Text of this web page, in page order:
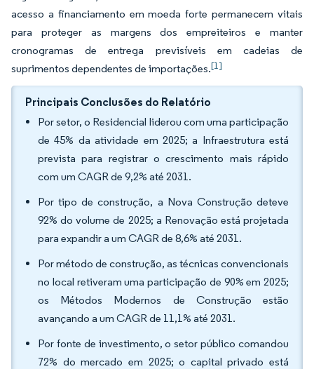
acesso a financiamento em moeda forte permanecem vitais
para proteger as margens dos empreiteiros e manter
cronogramas de entrega previsíveis em cadeias de
suprimentos dependentes de importações.[1]
Principais Conclusões do Relatório
Por setor, o Residencial liderou com uma participação
de 45% da atividade em 2025; a Infraestrutura está
prevista para registrar o crescimento mais rápido
com um CAGR de 9,2% até 2031.
Por tipo de construção, a Nova Construção deteve
92% do volume de 2025; a Renovação está projetada
para expandir a um CAGR de 8,6% até 2031.
Por método de construção, as técnicas convencionais
no local retiveram uma participação de 90% em 2025;
os Métodos Modernos de Construção estão
avançando a um CAGR de 11,1% até 2031.
Por fonte de investimento, o setor público comandou
72% do mercado em 2025; o capital privado está